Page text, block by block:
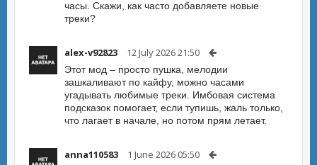
часы. Скажи, как часто добавляете новые
треки?
alex-v92823 12 July 2026 21:50
Этот мод – просто пушка, мелодии
зашкаливают по кайфу, можно часами
угадывать любимые треки. Имбовая система
подсказок помогает, если тупишь, жаль только,
что лагает в начале, но потом прям летает.
anna110583 1 June 2026 05:50